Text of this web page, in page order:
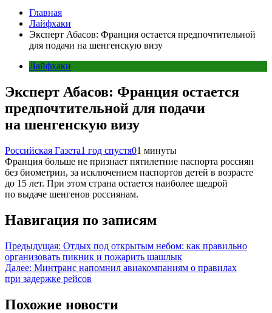
Главная
Лайфхаки
Эксперт Абасов: Франция остается предпочтительной
для подачи на шенгенскую визу
Лайфхаки
Эксперт Абасов: Франция остается
предпочтительной для подачи
на шенгенскую визу
Российская Газета1 год спустя01 минуты
Франция больше не признает пятилетние паспорта россиян
без биометрии, за исключением паспортов детей в возрасте
до 15 лет. При этом страна остается наиболее щедрой
по выдаче шенгенов россиянам.
Навигация по записям
Предыдущая: Отдых под открытым небом: как правильно
организовать пикник и пожарить шашлык
Далее: Минтранс напомнил авиакомпаниям о правилах
при задержке рейсов
Похожие новости